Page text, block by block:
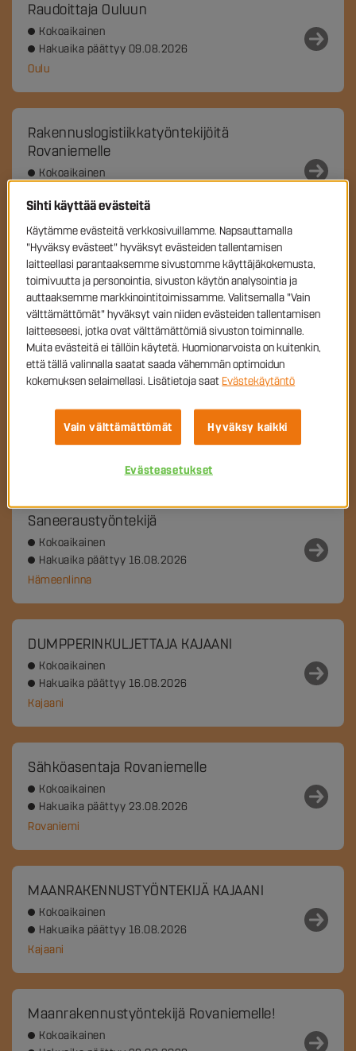
Raudoittaja Ouluun
Kokoaikainen
Hakuaika päättyy 09.08.2026
Oulu
Rakennuslogistiikkatyöntekijöitä
Rovaniemelle
Kokoaikainen
Rovaniemi, Rovaniemi
HSE-Valvoja, Pohjois-Pohjanmaa
Kokoaikainen
Hakuaika päättyy 31.08.2026
Oulu, Oulu
Kokoaikainen
Saneeraustyöntekijä
Kokoaikainen
Hakuaika päättyy 16.08.2026
Hämeenlinna
DUMPPERINKULJETTAJA KAJAANI
Kokoaikainen
Hakuaika päättyy 16.08.2026
Kajaani
Sähköasentaja Rovaniemelle
Kokoaikainen
Hakuaika päättyy 23.08.2026
Rovaniemi
MAANRAKENNUSTYÖNTEKIJÄ KAJAANI
Kokoaikainen
Hakuaika päättyy 16.08.2026
Kajaani
Maanrakennustyöntekijä Rovaniemelle!
Kokoaikainen
Sihti käyttää evästeitä
Käytämme evästeitä verkkosivuillamme. Napsauttamalla
"Hyväksy evästeet" hyväksyt evästeiden tallentamisen
laitteellasi parantaaksemme sivustomme käyttäjäkokemusta,
toimivuutta ja personointia, sivuston käytön analysointia ja
auttaaksemme markkinointitoimissamme. Valitsemalla "Vain
välttämättömät" hyväksyt vain niiden evästeiden tallentamisen
laitteeseesi, jotka ovat välttämättömiä sivuston toiminnalle.
Muita evästeitä ei tällöin käytetä. Huomionarvoista on kuitenkin,
että tällä valinnalla saatat saada vähemmän optimoidun
kokemuksen selaimellasi. Lisätietoja saat Evästekäytäntö
Vain välttämättömät Hyväksy kaikki
Evästeasetukset